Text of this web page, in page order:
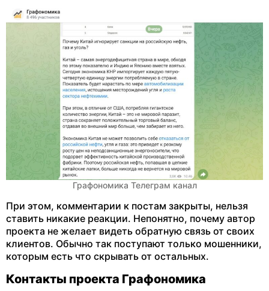
Графономика Телеграм канал
При этом, комментарии к постам закрыты, нельзя
ставить никакие реакции. Непонятно, почему автор
проекта не желает видеть обратную связь от своих
клиентов. Обычно так поступают только мошенники,
которым есть что скрывать от остальных.
Контакты проекта Графономика